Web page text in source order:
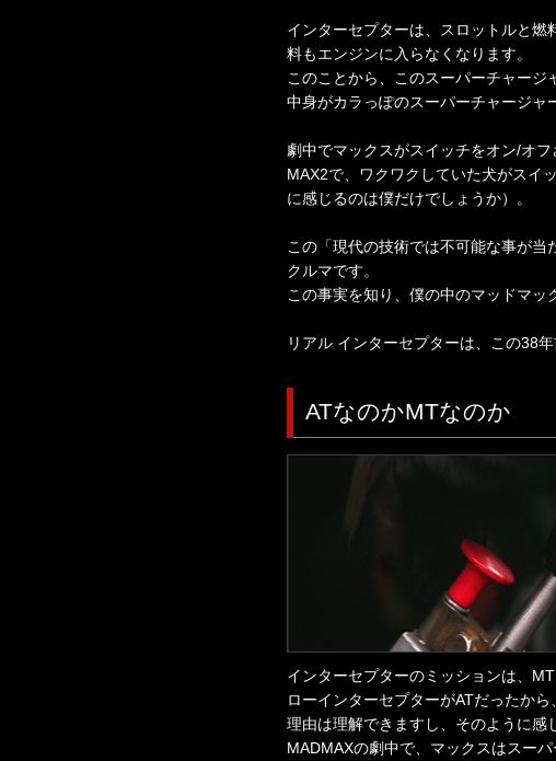
インターセプターは、スロットルと
料もエンジンに入らなくなります。
このことから、このスーパーチャー
中身がカラっぽのスーパーチャージャ
劇中でマックスがスイッチをオン/オ
MAX2で、ワクワクしていた犬がスイ
に感じるのは僕だけでしょうか）。
この「現代の技術では不可能な事が
クルマです。
この事実を知り、僕の中のマッドマッ
リアル インターセプターは、この38
ATなのかMTなのか
インターセプターのミッションは、
ローインターセプターがATだったか
理由は理解できますし、そのように感
MADMAXの劇中で、マックスはスー